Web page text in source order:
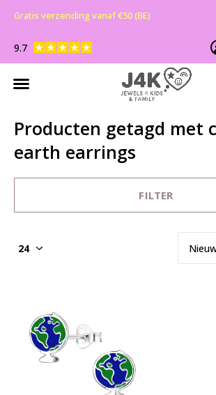
9.7
Gratis verzending vanaf €50 (BE)
Producten getagd met
earth earrings
FILTER